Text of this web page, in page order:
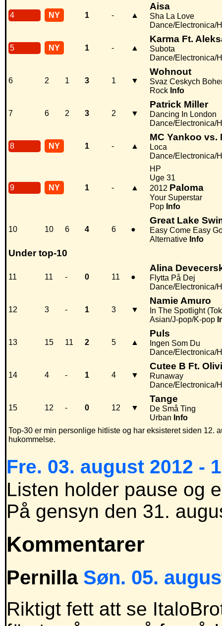
4 NY 1 - ▲
Aisa
Sha La Love
Dance/Electronica/
5 NY 1 - ▲
Karma Ft.
Subota
Dance/Electronica/
6 2 1 3 1 ▼
Wohnout
Svaz Ceskych
Rock Info
7 6 2 3 2 ▼
Patrick Miller
Dancing In London
Dance/Electronica/
8 NY 1 - ▲
MC Yankoo vs.
Loca
Dance/Electronica/
9 NY 1 - ▲
HP
Uge 31
2012 Paloma
Your Superstar
Pop Info
10 10 6 4 6 ●
Great Lake
Easy Come Easy
Alternative Info
Under top-10
11 11 - 0 11 ●
Alina
Flytta På Dej
Dance/Electronica/
12 3 - 1 3 ▼
Namie Amuro
In The Spotlight
Asian/J-pop/K-pop
13 15 11 2 5 ▲
Puls
Ingen Som Du
Dance/Electronica/
14 4 - 1 4 ▼
Cutee B Ft.
Runaway
Dance/Electronica/
15 12 - 0 12 ▼
Tange
De Små Ting
Urban Info
Top-30 er min personlige hitliste og har eksisteret siden 12.
hukommelse.
Fre. 03. august 2012 -
Listen holder pause og
På gensyn den 31.
Kommentarer
Pernilla Søn. 05.
Riktigt fett att se